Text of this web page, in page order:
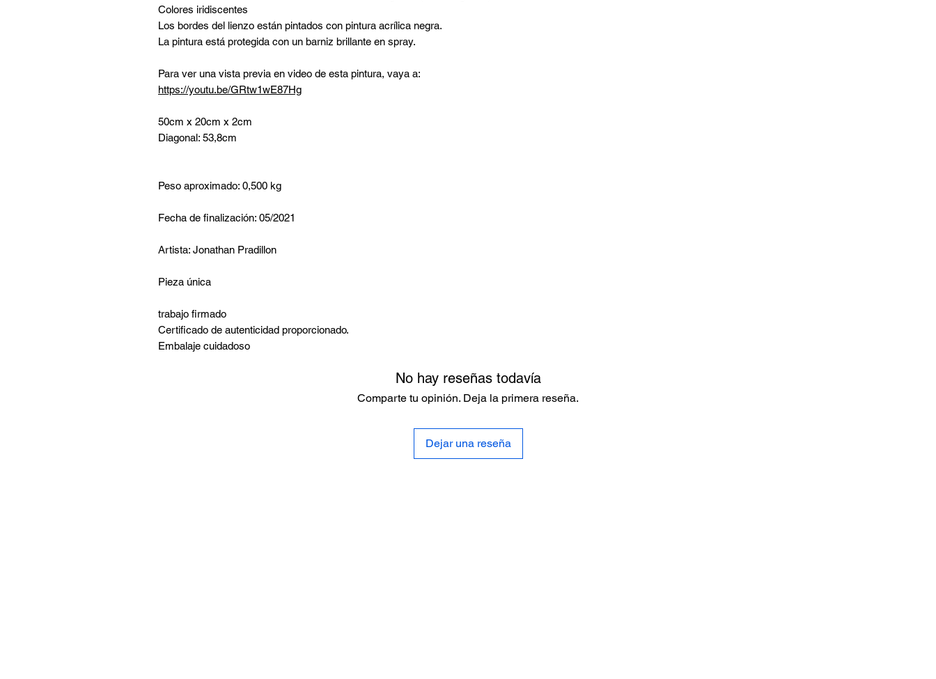
Colores iridiscentes
Los bordes del lienzo están pintados con pintura acrílica negra.
La pintura está protegida con un barniz brillante en spray.
Para ver una vista previa en video de esta pintura, vaya a:
https://youtu.be/GRtw1wE87Hg
50cm x 20cm x 2cm
Diagonal: 53,8cm
Peso aproximado: 0,500 kg
Fecha de finalización: 05/2021
Artista: Jonathan Pradillon
Pieza única
trabajo firmado
Certificado de autenticidad proporcionado.
Embalaje cuidadoso
No hay reseñas todavía
Comparte tu opinión. Deja la primera reseña.
Dejar una reseña